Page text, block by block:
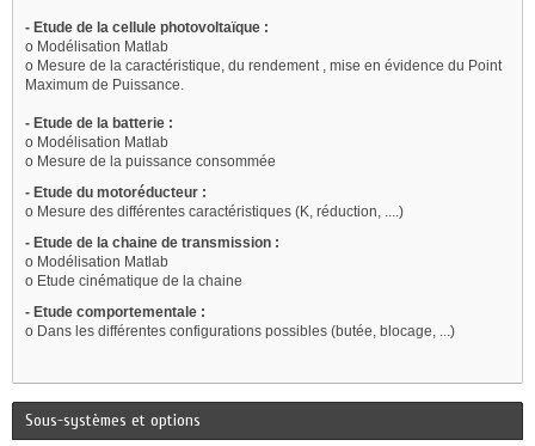
- Etude de la cellule photovoltaïque :
o Modélisation Matlab
o Mesure de la caractéristique, du rendement , mise en évidence du Point
Maximum de Puissance.
- Etude de la batterie :
o Modélisation Matlab
o Mesure de la puissance consommée
- Etude du motoréducteur :
o Mesure des différentes caractéristiques (K, réduction, ....)
- Etude de la chaine de transmission :
o Modélisation Matlab
o Etude cinématique de la chaine
- Etude comportementale :
o Dans les différentes configurations possibles (butée, blocage, ...)
Sous-systèmes et options